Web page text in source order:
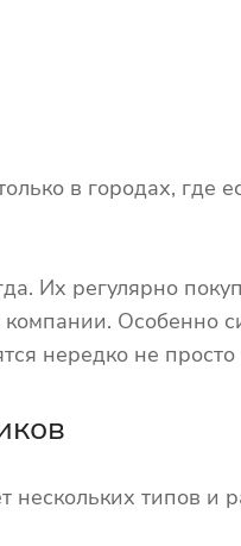
в городах,
Их регулярно
Особенно
нередко не
нескольких типов